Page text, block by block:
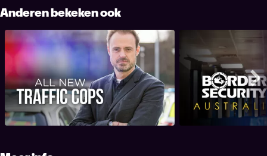
Anderen bekeken ook
All New Traffic Cops Border